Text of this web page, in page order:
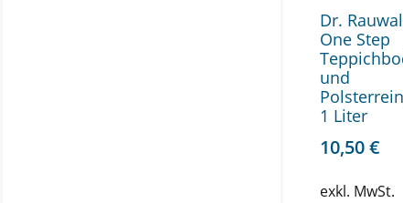
Dr.
One Step
und
1 Liter
10,50€
exkl. MwSt.